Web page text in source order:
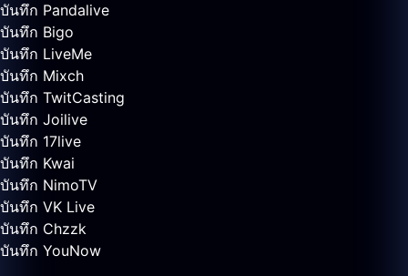
บันทึก Pandalive
บันทึก Bigo
บันทึก LiveMe
บันทึก Mixch
บันทึก TwitCasting
บันทึก Joilive
บันทึก 17live
บันทึก Kwai
บันทึก NimoTV
บันทึก VK Live
บันทึก Chzzk
บันทึก YouNow